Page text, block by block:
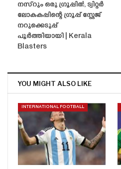
നസ്‌റും ഒരു ഗ്രൂപ്പിൽ, ട്വിറ്റർ
ലോകകപ്പിന്റെ ഗ്രൂപ്പ് സ്റ്റേജ്
നറുക്കെടുപ്പ്
പൂർത്തിയായി | Kerala
Blasters
YOU MIGHT ALSO LIKE
INTERNATIONAL FOOTBALL